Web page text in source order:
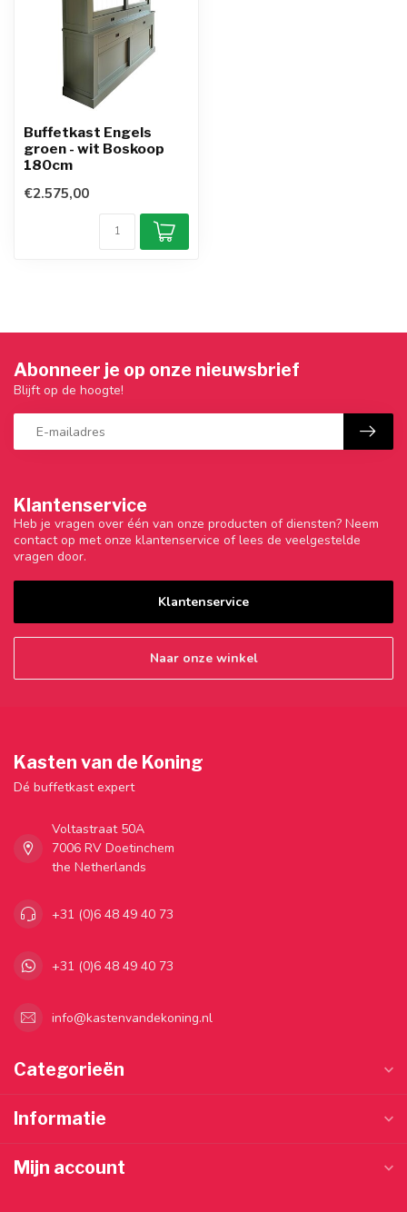
Buffetkast Engels
groen - wit Boskoop
180cm
€2.575,00
Klantenservice
Heb je vragen over één van onze producten of diensten? Neem
contact op met onze klantenservice of lees de veelgestelde
vragen door.
Klantenservice
Naar onze winkel
Abonneer je op onze nieuwsbrief
Blijft op de hoogte!
Kasten van de Koning
Dé buffetkast expert
Voltastraat 50A
7006 RV Doetinchem
the Netherlands
+31 (0)6 48 49 40 73
+31 (0)6 48 49 40 73
info@kastenvandekoning.nl
Categorieën
Informatie
Mijn account